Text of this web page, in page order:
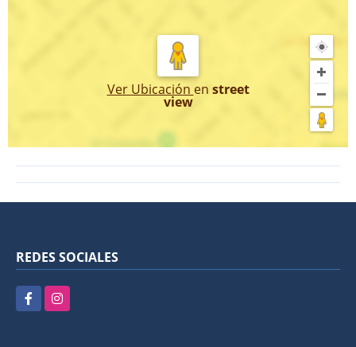
Ver Ubicación en street
view
REDES SOCIALES
FacebookInstagram